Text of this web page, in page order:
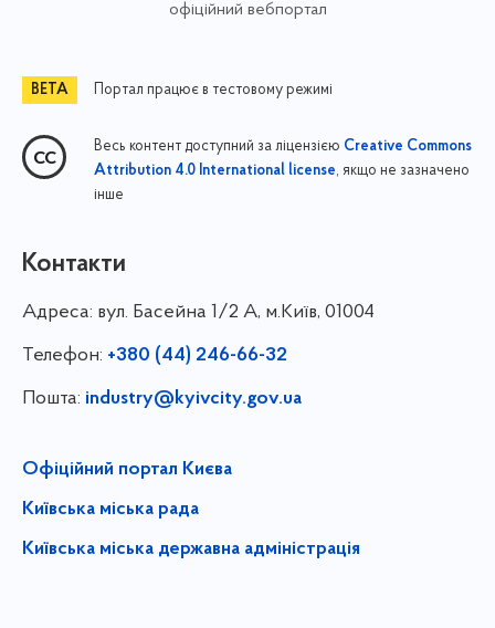
офіційний вебпортал
Портал працює в тестовому режимі
Весь контент доступний за ліцензією Creative Commons
Attribution 4.0 International license, якщо не зазначено
інше
Контакти
Адреса: вул. Басейна 1/⁠2 А, м.Київ, 01004
Телефон: +380 (44) 246-66-32
Пошта: industry@kyivcity.gov.ua
Офіційний портал Києва
Київська міська рада
Київська міська державна адміністрація